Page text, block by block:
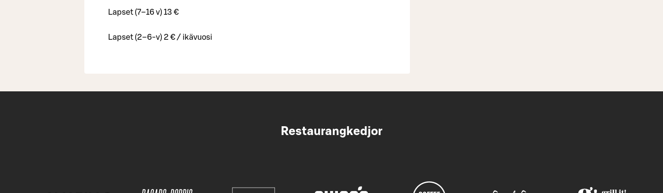
Lapset (7–16 v) 13 €
Lapset (2–6-v) 2 € / ikävuosi
Restaurangkedjor